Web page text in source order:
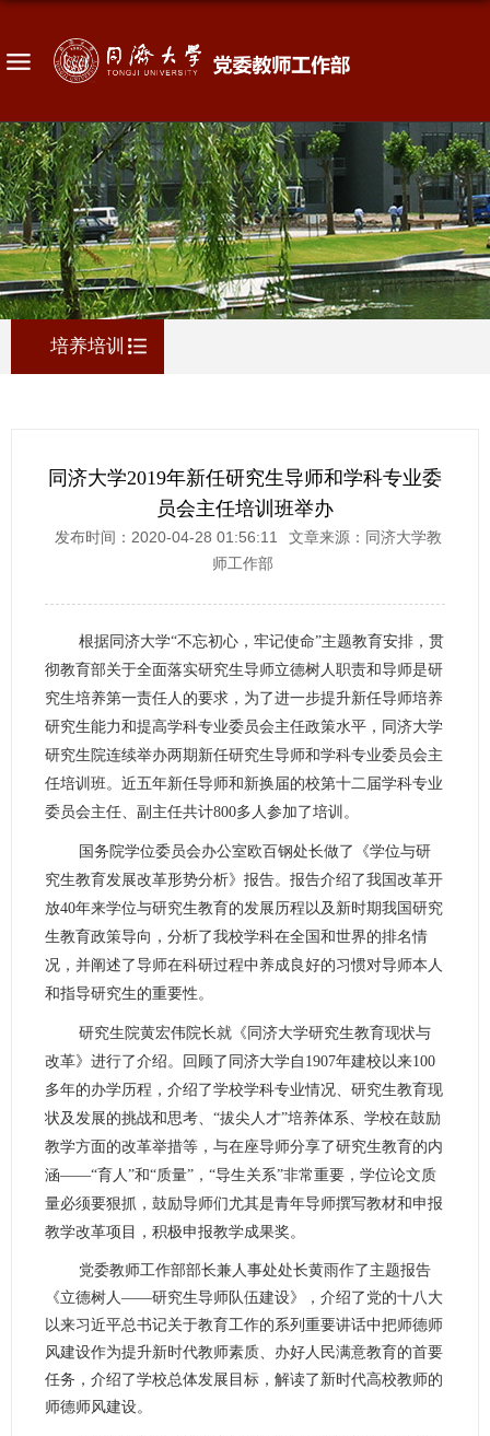
培养培训
同济大学2019年新任研究生导师和学科专业委
员会主任培训班举办
发布时间：2020-04-28 01:56:11
文章来源：同济大学教
师工作部
根据同济大学“不忘初心，牢记使命”主题教育安排，贯
彻教育部关于全面落实研究生导师立德树人职责和导师是研
究生培养第一责任人的要求，为了进一步提升新任导师培养
研究生能力和提高学科专业委员会主任政策水平，同济大学
研究生院连续举办两期新任研究生导师和学科专业委员会主
任培训班。近五年新任导师和新换届的校第十二届学科专业
委员会主任、副主任共计800多人参加了培训。
国务院学位委员会办公室欧百钢处长做了《学位与研
究生教育发展改革形势分析》报告。报告介绍了我国改革开
放40年来学位与研究生教育的发展历程以及新时期我国研究
生教育政策导向，分析了我校学科在全国和世界的排名情
况，并阐述了导师在科研过程中养成良好的习惯对导师本人
和指导研究生的重要性。
研究生院黄宏伟院长就《同济大学研究生教育现状与
改革》进行了介绍。回顾了同济大学自 1907年建校以来100
多年的办学历程，介绍了学校学科专业情况、研究生教育现
状及发展的挑战和思考、“拔尖人才”培养体系、学校在鼓励
教学方面的改革举措等，与在座导师分享了研究生教育的内
涵——“育人”和“质量”，“导生关系”非常重要，学位论文质
量必须要狠抓，鼓励导师们尤其是青年导师撰写教材和申报
教学改革项目，积极申报教学成果奖。
党委教师工作部部长兼人事处处长黄雨作了主题报告
《立德树人——研究生导师队伍建设》，介绍了党的十八大
以来习近平总书记关于教育工作的系列重要讲话中把师德师
风建设作为提升新时代教师素质、办好人民满意教育的首要
任务，介绍了学校总体发展目标，解读了新时代高校教师的
师德师风建设。